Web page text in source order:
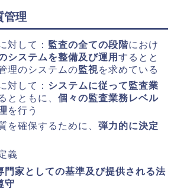
管理
対して： 監査の全ての段階におけ
システムを整備及び運用 するとと
理のシステムの監視を求めている
対して： システムに従って監査業
とともに、 個々の監査業務レベル
を行う
を確保するために、 弾力的に決定
義
門家としての基準及び提供される法
守